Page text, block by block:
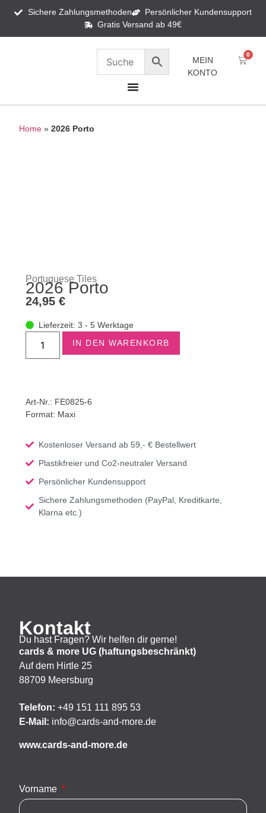
Sichere Zahlungsmethoden
Persönlicher Kundensupport
Gratis Versand ab 49€
MEIN
KONTO
0
Home »2026 Porto
Portuguese Tiles
2026 Porto
24,95 €
Lieferzeit: 3 - 5 Werktage
IN DEN WARENKORB
Art-Nr.: FE0825-6
Format: Maxi
Kostenloser Versand ab 59,- € Bestellwert
Plastikfreier und Co2-neutraler Versand
Persönlicher Kundensupport
Sichere Zahlungsmethoden (PayPal, Kreditkarte,
Klarna etc.)
Kontakt
Du hast Fragen? Wir helfen dir gerne!
cards & more UG (haftungsbeschränkt)
Auf dem Hirtle 25
88709 Meersburg
Telefon:+49 151 111 895 53
E-Mail: info@cards-and-more.de
www.cards-and-more.de
Vorname